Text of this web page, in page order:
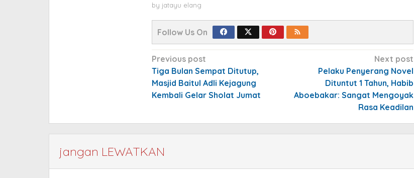
by jatayu elang
Follow Us On
Post
navigation
Previous post
Tiga Bulan Sempat Ditutup,
Masjid Baitul Adli Kejagung
Kembali Gelar Sholat Jumat
Next post
Pelaku Penyerang Novel
Dituntut 1 Tahun, Habib
Aboebakar: Sangat Mengoyak
Rasa Keadilan
jangan LEWATKAN